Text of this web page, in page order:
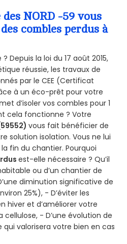
NORD -59 vous
combles perdus à
Depuis la loi du 17 août 2015,
réussie, les travaux de
par le CEE (Certificat
à un éco-prêt pour votre
d’isoler vos combles pour 1
cela fonctionne ? Votre
vous fait bénéficier de
solution isolation. Vous ne lui
la fin du chantier. Pourquoi
est-elle nécessaire ? Qu’il
ou d’un chantier de
diminution significative de
25%), - D’éviter les
hiver et d’améliorer votre
- D’une évolution de
valorisera votre bien en cas